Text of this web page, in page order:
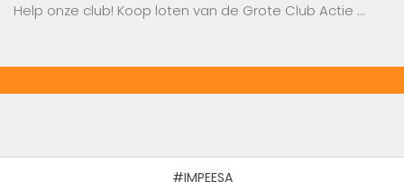
Help onze club! Koop loten van de Grote Club Actie …
#IMPEESA